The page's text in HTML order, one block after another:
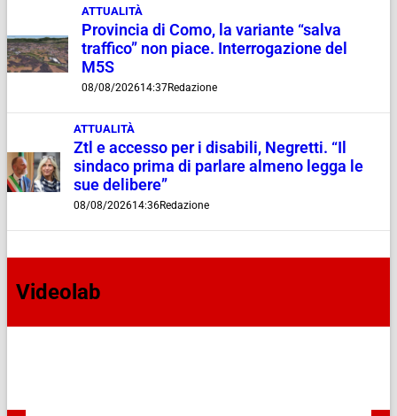
ATTUALITÀ
Provincia di Como, la variante “salva
traffico” non piace. Interrogazione del
M5S
08/08/202614:37Redazione
ATTUALITÀ
Ztl e accesso per i disabili, Negretti. “Il
sindaco prima di parlare almeno legga le
sue delibere”
08/08/202614:36Redazione
Videolab